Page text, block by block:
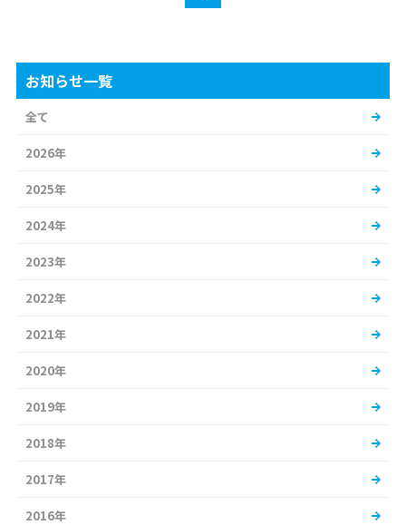
お知らせ一覧
全て
2026年
2025年
2024年
2023年
2022年
2021年
2020年
2019年
2018年
2017年
2016年